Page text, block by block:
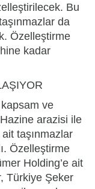
Bu
da
Özelleştirme
kadar
ve
arazisi ile
taşınmazlar
Özelleştirme
Holding’e ait
Türkiye Şeker